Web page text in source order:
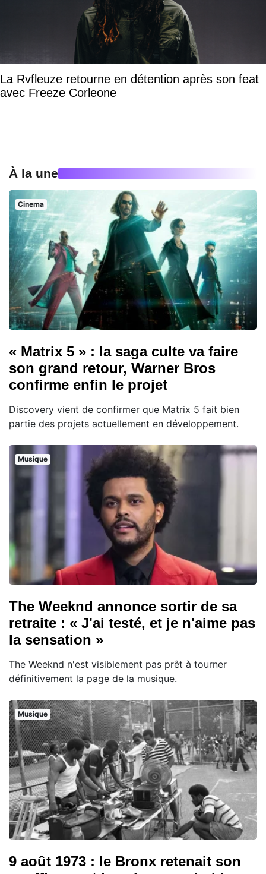
La Rvfleuze retourne en détention après son feat
avec Freeze Corleone
À la une
Cinema
« Matrix 5 » : la saga culte va faire
son grand retour, Warner Bros
confirme enfin le projet
Discovery vient de confirmer que Matrix 5 fait bien
partie des projets actuellement en développement.
Musique
The Weeknd annonce sortir de sa
retraite : « J'ai testé, et je n'aime pas
la sensation »
The Weeknd n'est visiblement pas prêt à tourner
définitivement la page de la musique.
Musique
9 août 1973 : le Bronx retenait son